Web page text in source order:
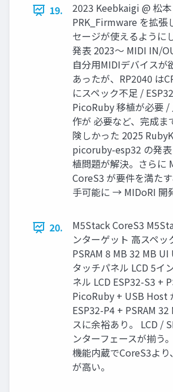
19.
2023 Keebkaigi @ 松本
PRK_Firmware を拡張
セージが使えるように
発表 2023〜 MIDI IN/
自分用MIDIデバイスが
あったが、RP2040 は
にスペック不足 /
PicoRuby 移植が必要 /
作が 必要など、完成ま
険しかった 2025
picoruby-esp32 の発
植問題が解決。さらに
CoreS3 が要件を満た
手可能に → MIDoRI 開
20.
M5Stack CoreS3
ンターゲット 高スペッ
PSRAM 8 MB 32 MB
タッチパネル LCD 5イ
ネル LCD ESP32-S3 +
PicoRuby + USB Host
ESP32-P4 + PSRAM
スに余裕あり。 LCD /
ンターフェースが揃う
機能内蔵でCoreS3よ
が高い。